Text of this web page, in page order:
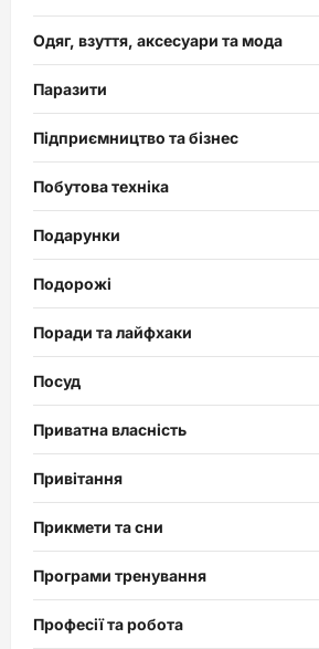
Одяг, взуття, аксесуари та мода
Паразити
Підприємництво та бізнес
Побутова техніка
Подарунки
Подорожі
Поради та лайфхаки
Посуд
Приватна власність
Привітання
Прикмети та сни
Програми тренування
Професії та робота